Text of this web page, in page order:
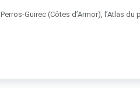
Guirec (Côtes d’Armor), l’Atlas